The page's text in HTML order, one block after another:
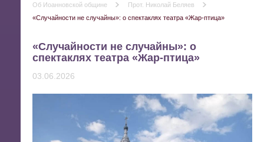
Об Иоанновской общине
Прот. Николай Беляев
«Случайности не случайны»: о спектаклях театра «Жар-птица»
«Случайности не случайны»: о
спектаклях театра «Жар-птица»
03.06.2026